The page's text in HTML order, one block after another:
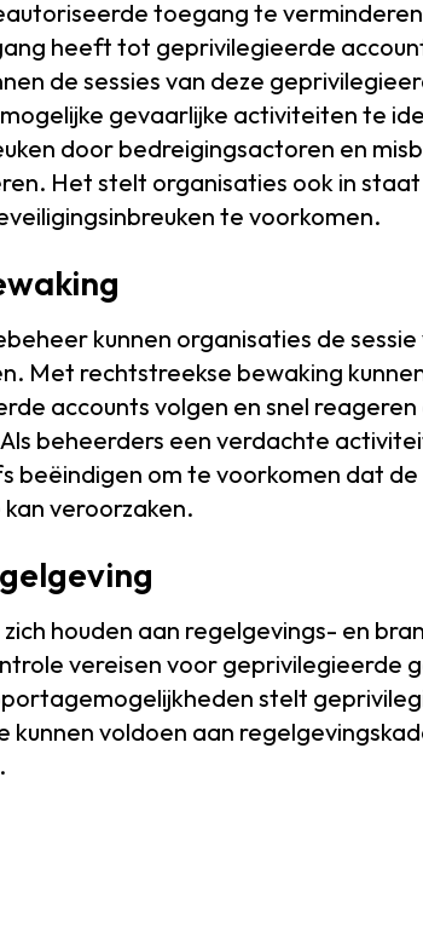
toegang te
heeft tot geprivilegieerde
de sessies van deze
gevaarlijke activiteiten te
door bedreigingsactoren en
Het stelt organisaties ook in
te voorkomen.
kunnen organisaties de
Met rechtstreekse bewaking
accounts volgen en snel reageren
beheerders een verdachte
beëindigen om te voorkomen dat
veroorzaken.
houden aan regelgevings- en
vereisen voor geprivilegieerde
stelt
kunnen voldoen aan